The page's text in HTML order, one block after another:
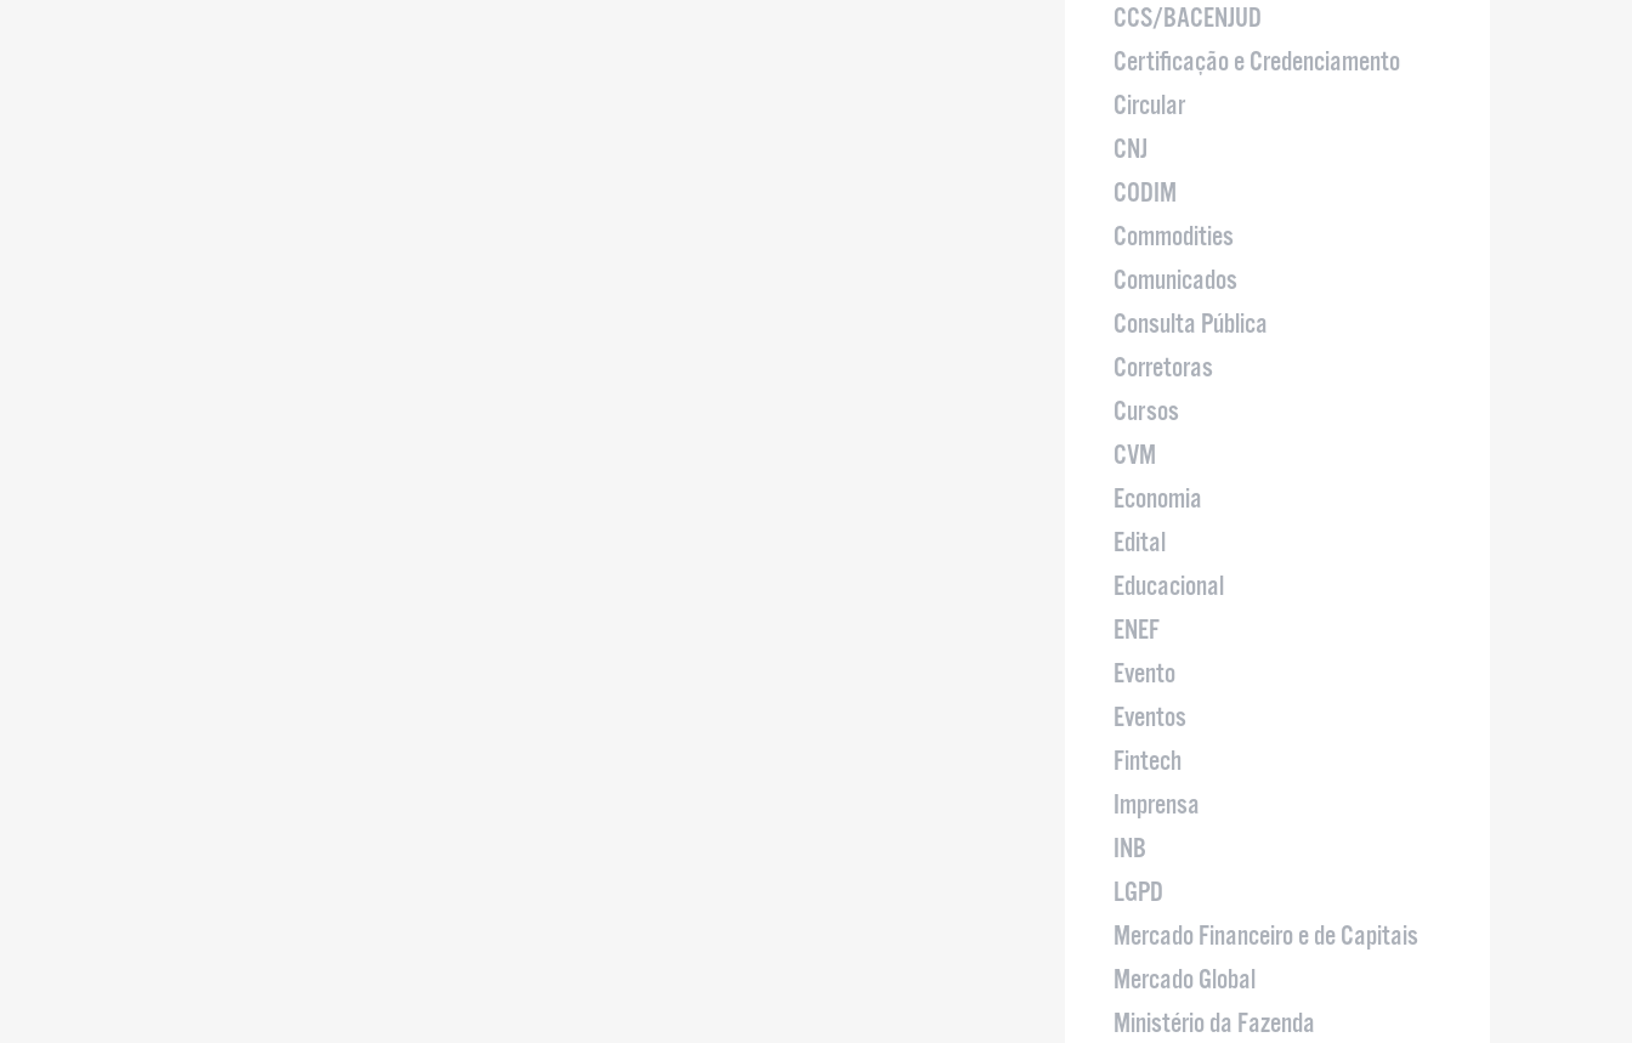
CCS/BACENJUD
Certificação e Credenciamento
Circular
CNJ
CODIM
Commodities
Comunicados
Consulta Pública
Corretoras
Cursos
CVM
Economia
Edital
Educacional
ENEF
Evento
Eventos
Fintech
Imprensa
INB
LGPD
Mercado Financeiro e de Capitais
Mercado Global
Ministério da Fazenda